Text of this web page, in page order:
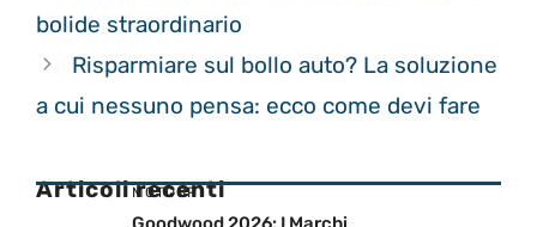
bolide straordinario
Risparmiare sul bollo auto? La soluzione
a cui nessuno pensa: ecco come devi fare
Articoli recenti
MOTOGP